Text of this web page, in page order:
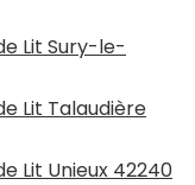
Lit Sury-le-
Lit Talaudière
Lit Unieux 42240